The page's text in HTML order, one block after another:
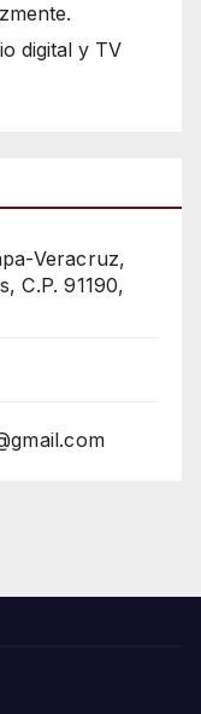
digital y TV
Veracruz,
C.P. 91190,